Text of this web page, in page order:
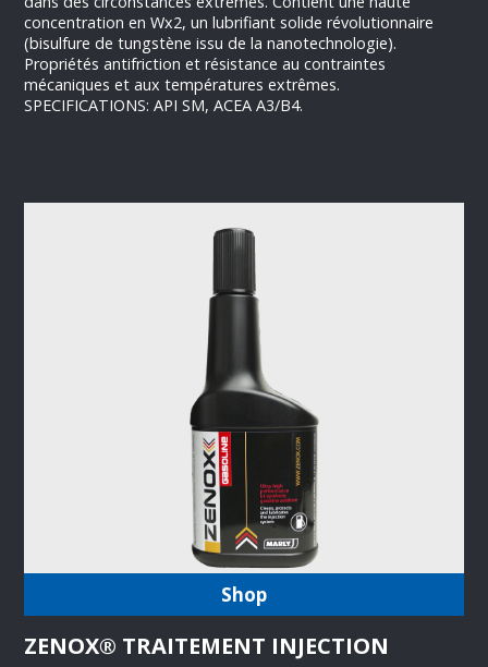
concentration en Wx2, un lubrifiant solide révolutionnaire
(bisulfure de tungstène issu de la nanotechnologie).
Propriétés antifriction et résistance au contraintes
mécaniques et aux températures extrêmes.
SPECIFICATIONS: API SM, ACEA A3/B4.
Shop
ZENOX® TRAITEMENT INJECTION